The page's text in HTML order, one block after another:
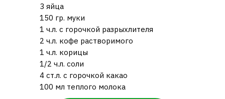
3 яйца
150 гр. муки
1 ч.л. с горочкой разрыхлителя
2 ч.л. кофе растворимого
1 ч.л. корицы
1/2 ч.л. соли
4 ст.л. с горочкой какао
100 мл теплого молока